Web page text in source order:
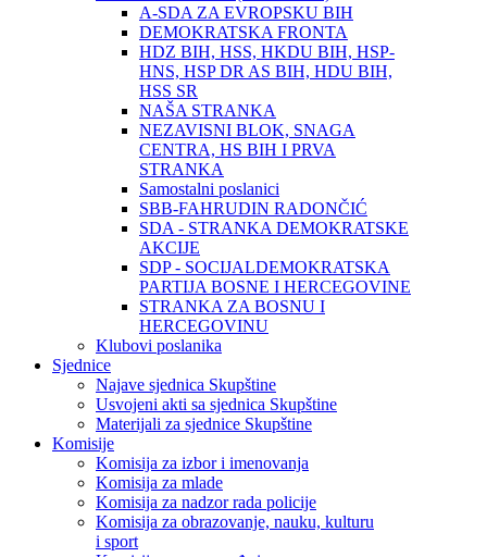
A-SDA ZA EVROPSKU BIH
DEMOKRATSKA FRONTA
HDZ BIH, HSS, HKDU BIH, HSP-
HNS, HSP DR AS BIH, HDU BIH,
HSS SR
NAŠA STRANKA
NEZAVISNI BLOK, SNAGA
CENTRA, HS BIH I PRVA
STRANKA
Samostalni poslanici
SBB-FAHRUDIN RADONČIĆ
SDA - STRANKA DEMOKRATSKE
AKCIJE
SDP - SOCIJALDEMOKRATSKA
PARTIJA BOSNE I HERCEGOVINE
STRANKA ZA BOSNU I
HERCEGOVINU
Klubovi poslanika
Sjednice
Najave sjednica Skupštine
Usvojeni akti sa sjednica Skupštine
Materijali za sjednice Skupštine
Komisije
Komisija za izbor i imenovanja
Komisija za mlade
Komisija za nadzor rada policije
Komisija za obrazovanje, nauku, kulturu
i sport